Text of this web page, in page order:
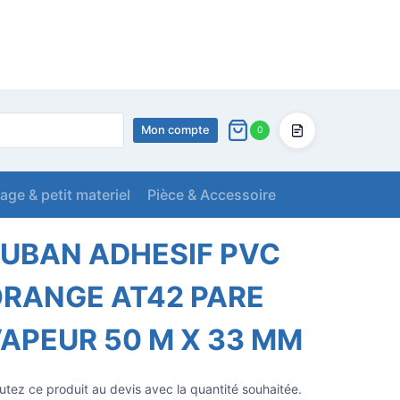
Mon compte 0
Devis
& petit materiel Pièce & Accessoire
VAPEUR 50 M X 33 MM
ADHESIF PVC
AT42 PARE
50 M X 33 MM
ce produit au devis avec la quantité souhaitée.